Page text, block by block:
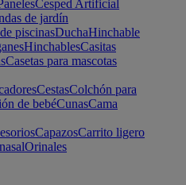
PanelesCesped Artificial
de jardín
piscinasDuchaHinchable
HinchablesCasitas
Casetas para mascotas
CestasColchón para
de bebéCunasCama
CapazosCarrito ligero
Orinales